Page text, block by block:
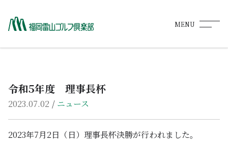
MENU
コース紹介
COURSE
料金・プラン
RATE PLAN
令和5年度 理事長杯
2023.07.02 / ニュース
2023年7月2日（日）理事長杯決勝が行われました。